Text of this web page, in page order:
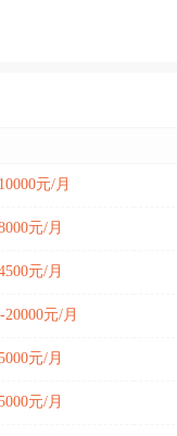
元/月
元/月
元/月
20000元/月
元/月
元/月